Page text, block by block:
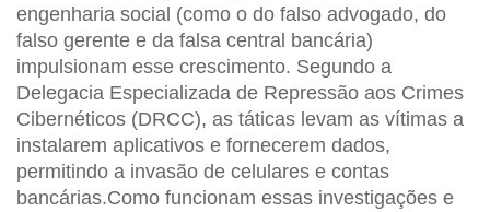
engenharia social (como o do falso advogado, do
falso gerente e da falsa central bancária)
impulsionam esse crescimento. Segundo a
Delegacia Especializada de Repressão aos Crimes
Cibernéticos (DRCC), as táticas levam as vítimas a
instalarem aplicativos e fornecerem dados,
permitindo a invasão de celulares e contas
bancárias.Como funcionam essas investigações e